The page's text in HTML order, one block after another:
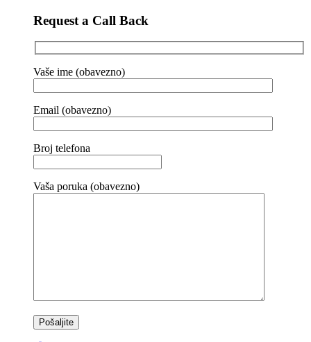
Request a Call Back
Vaše ime (obavezno)
Email (obavezno)
Broj telefona
Vaša poruka (obavezno)